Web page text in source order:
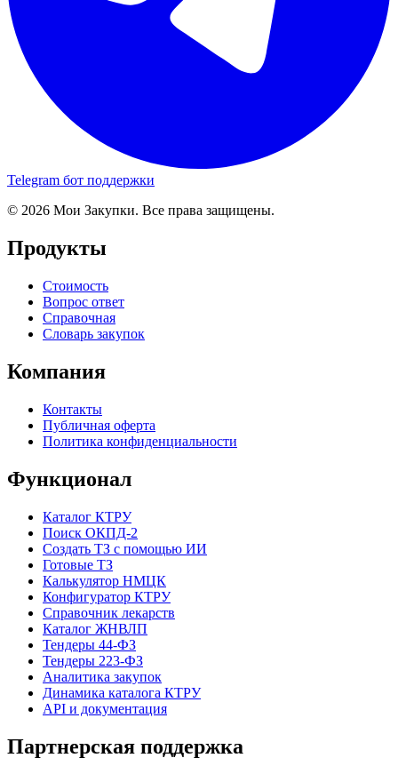
Telegram бот поддержки
© 2026 Мои Закупки. Все права защищены.
Продукты
Стоимость
Вопрос ответ
Справочная
Словарь закупок
Компания
Контакты
Публичная оферта
Политика конфиденциальности
Функционал
Каталог КТРУ
Поиск ОКПД-2
Создать ТЗ с помощью ИИ
Готовые ТЗ
Калькулятор НМЦК
Конфигуратор КТРУ
Справочник лекарств
Каталог ЖНВЛП
Тендеры 44-ФЗ
Тендеры 223-ФЗ
Аналитика закупок
Динамика каталога КТРУ
API и документация
Партнерская поддержка